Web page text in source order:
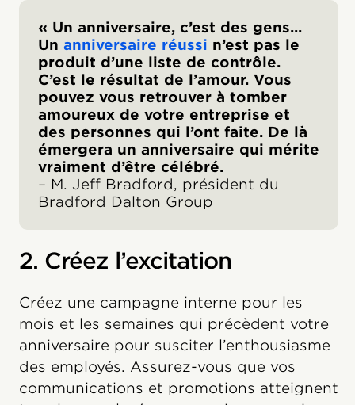
« Un anniversaire, c’est des gens...
Un anniversaire réussi n’est pas le
produit d’une liste de contrôle.
C’est le résultat de l’amour. Vous
pouvez vous retrouver à tomber
amoureux de votre entreprise et
des personnes qui l’ont faite. De là
émergera un anniversaire qui mérite
vraiment d’être célébré.
– M. Jeff Bradford, président du
Bradford Dalton Group
2. Créez l’excitation
Créez une campagne interne pour les
mois et les semaines qui précèdent votre
anniversaire pour susciter l’enthousiasme
des employés. Assurez-vous que vos
communications et promotions atteignent